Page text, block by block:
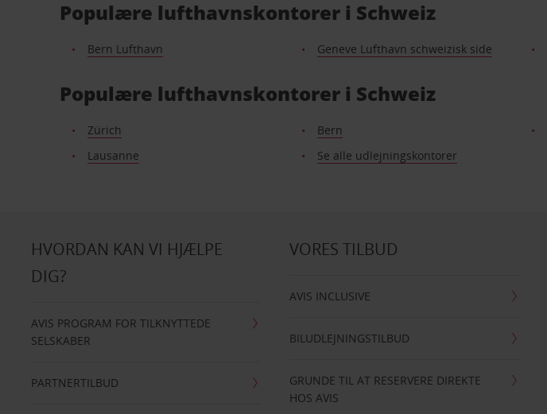
Populære lufthavnskontorer i Schweiz
Bern Lufthavn Geneve Lufthavn schweizisk side
Populære lufthavnskontorer i Schweiz
Zürich Bern
Lausanne
Se alle udlejningskontorer
HVORDAN KAN VI HJÆLPE
DIG?
AVIS PROGRAM FOR TILKNYTTEDE
SELSKABER
PARTNERTILBUD
VORES TILBUD
AVIS INCLUSIVE
BILUDLEJNINGSTILBUD
GRUNDE TIL AT RESERVERE DIREKTE
HOS AVIS